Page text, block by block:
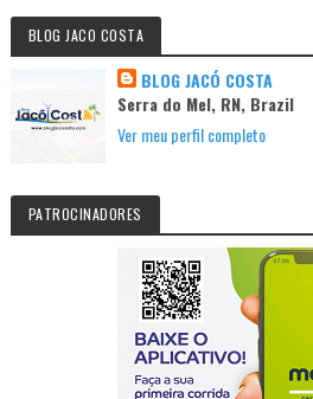
BLOG JACO COSTA
BLOG JACÓ COSTA
Serra do Mel, RN, Brazil
Ver meu perfil completo
PATROCINADORES